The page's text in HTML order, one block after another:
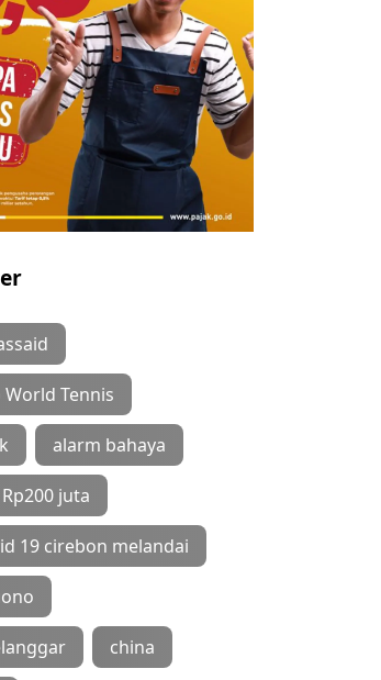
World Tennis
alarm bahaya
juta
19 cirebon melandai
china